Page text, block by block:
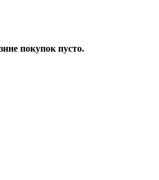
покупок пусто.